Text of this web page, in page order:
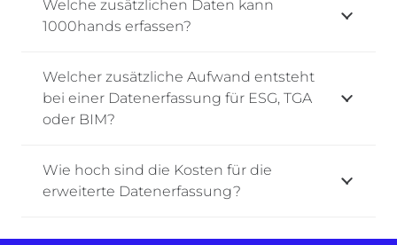
Welche zusätzlichen Daten kann
1000hands erfassen?
Welcher zusätzliche Aufwand entsteht
bei einer Datenerfassung für ESG, TGA
oder BIM?
Wie hoch sind die Kosten für die
erweiterte Datenerfassung?